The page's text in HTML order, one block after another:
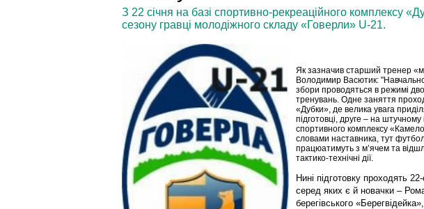
З 22 січня на базі спортивно-рекреаційного комплексу
сезону гравці молодіжного складу «Говерли» U-21.
Як зазначив старший тренер
Володимир Васютик:
збори проводяться в режимі
тренувань. Одне заняття
«Дубки», де велика увага
підготовці, друге – на штучному
спортивного комплексу
словами наставника, тут
працюатимуть з м’ячем та
тактико-технічні дії.
Нині підготовку проходять
серед яких є й новачки –
берегівського